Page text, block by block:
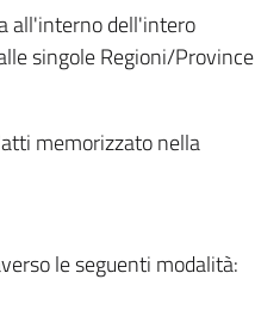
all'interno dell'intero
singole Regioni/Province
memorizzato nella
le seguenti modalità: